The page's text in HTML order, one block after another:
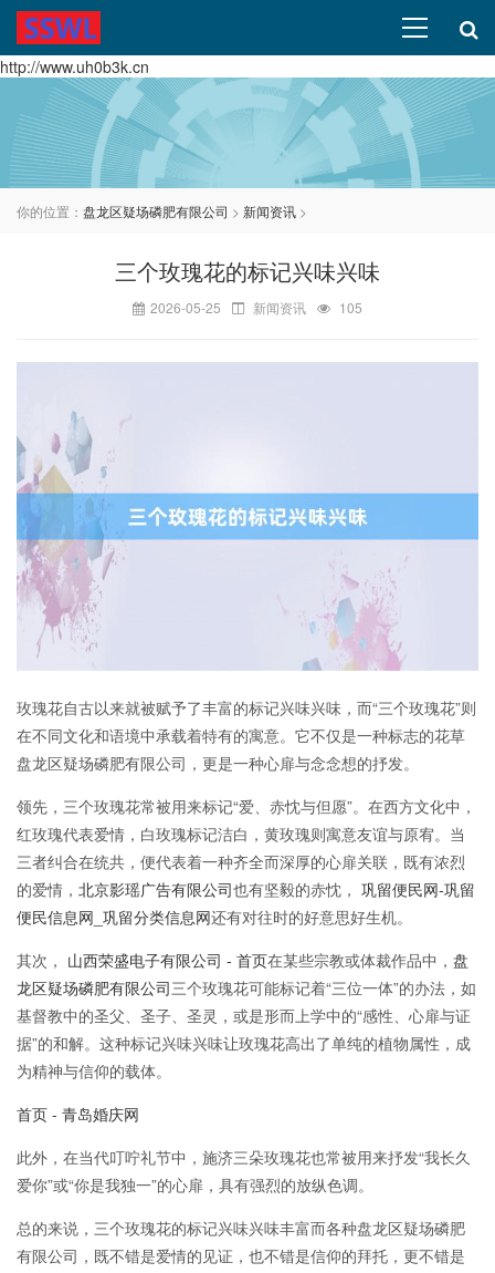
http://www.uh0b3k.cn
你的位置： 盘龙区疑场磷肥有限公司 > 新闻资讯 >
三个玫瑰花的标记兴味兴味
2026-05-25 新闻资讯 105
玫瑰花自古以来就被赋予了丰富的标记兴味兴味，而“三个玫瑰花”则
在不同文化和语境中承载着特有的寓意。它不仅是一种标志的花草
盘龙区疑场磷肥有限公司，更是一种心扉与念念想的抒发。
领先，三个玫瑰花常被用来标记“爱、赤忱与但愿”。在西方文化中，
红玫瑰代表爱情，白玫瑰标记洁白，黄玫瑰则寓意友谊与原宥。当
三者纠合在统共，便代表着一种齐全而深厚的心扉关联，既有浓烈
的爱情， 北京影瑶广告有限公司也有坚毅的赤忱， 巩留便民网-巩留
便民信息网_巩留分类信息网还有对往时的好意思好生机。
其次， 山西荣盛电子有限公司 - 首页在某些宗教或体裁作品中， 盘
龙区疑场磷肥有限公司三个玫瑰花可能标记着“三位一体”的办法，如
基督教中的圣父、圣子、圣灵，或是形而上学中的“感性、心扉与证
据”的和解。这种标记兴味兴味让玫瑰花高出了单纯的植物属性，成
为精神与信仰的载体。
首页 - 青岛婚庆网
此外，在当代叮咛礼节中，施济三朵玫瑰花也常被用来抒发“我长久
爱你”或“你是我独一”的心扉，具有强烈的放纵色调。
总的来说，三个玫瑰花的标记兴味兴味丰富而各种盘龙区疑场磷肥
有限公司，既不错是爱情的见证，也不错是信仰的拜托，更不错是